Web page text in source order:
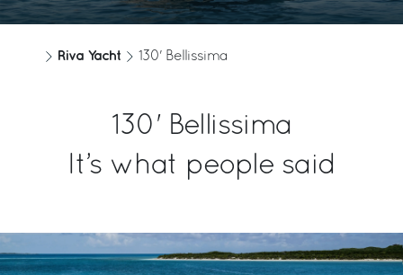
Riva Yacht 130' Bellissima
130' Bellissima
It’s what people said